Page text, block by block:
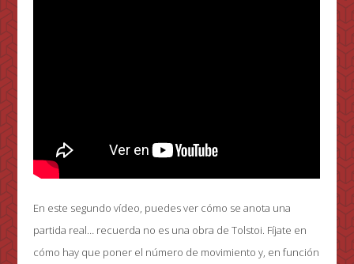
En este segundo vídeo, puedes ver cómo se anota una
partida real… recuerda no es una obra de Tolstoi. Fíjate en
cómo hay que poner el número de movimiento y, en función